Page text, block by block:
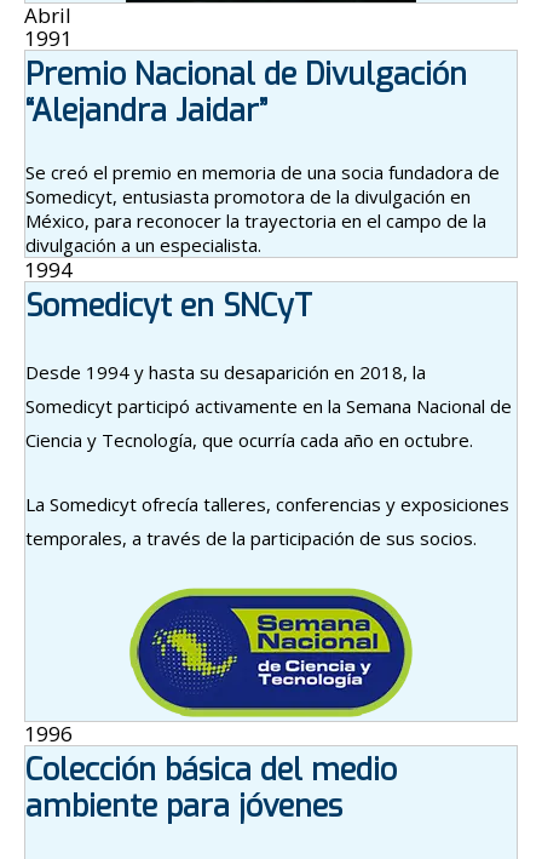
Abril
1991
Premio Nacional de Divulgación
“Alejandra Jaidar”
Se creó el premio en memoria de una socia fundadora de
Somedicyt, entusiasta promotora de la divulgación en
México, para reconocer la trayectoria en el campo de la
divulgación a un especialista.
1994
Somedicyt en SNCyT
Desde 1994 y hasta su desaparición en 2018, la
Somedicyt participó activamente en la Semana Nacional de
Ciencia y Tecnología, que ocurría cada año en octubre.
La Somedicyt ofrecía talleres, conferencias y exposiciones
temporales, a través de la participación de sus socios.
1996
Colección básica del medio
ambiente para jóvenes